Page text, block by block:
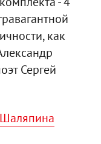
как
Сергей